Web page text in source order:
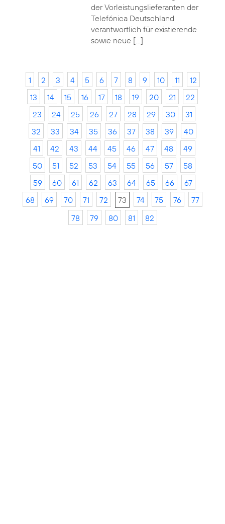
der Vorleistungslieferanten der
Telefónica Deutschland
verantwortlich für existierende
sowie neue […]
1 2 3 4 5 6 7 8 9 10 11
12
13
14 15 16 17 18 19 20 21
22
23
24 25 26 27 28 29 30
31
32
33 34 35 36 37 38 39
40
41
42 43 44 45 46 47 48
49
50
51 52 53 54 55 56 57
58
59
60 61 62 63 64 65 66
67
68
69 70 71 72 73 74 75 76
77
78
79 80 81 82